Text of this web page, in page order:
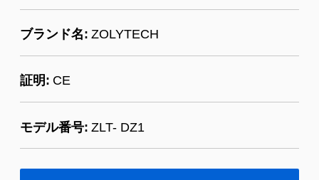
ブランド名: ZOLYTECH
証明: CE
モデル番号: ZLT- DZ1